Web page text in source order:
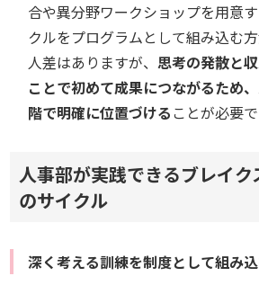
合や異分野ワークショップを用意
クルをプログラムとして組み込む
人差はありますが、思考の発散と
ことで初めて成果につながるため
階で明確に位置づける ことが必要で
人事部が実践できるブレイ
のサイクル
深く考える訓練を制度として組み